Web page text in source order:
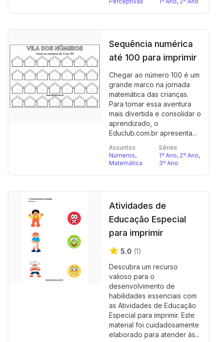
Sequência numérica
até 100 para imprimir
Chegar ao número 100 é um
grande marco na jornada
matemática das crianças.
Para tornar essa aventura
mais divertida e consolidar o
aprendizado, o
Educlub.com.br apresenta...
Assuntos
Números,
Matemática
Séries
1º Ano, 2º Ano,
3º Ano
Atividades de
Educação Especial
para imprimir
5.0 (1)
Descubra um recurso
valioso para o
desenvolvimento de
habilidades essenciais com
as Atividades de Educação
Especial para imprimir. Este
material foi cuidadosamente
elaborado para atender às...